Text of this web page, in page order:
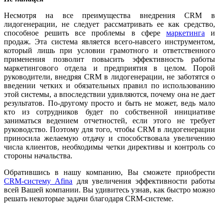
Несмотря на все преимущества внедрения CRM в
лидогенерации, не следует рассматривать ее как средство,
способное решить все проблемы в сфере маркетинга и
продаж. Эта система является всего-навсего инструментом,
который лишь при условии грамотного и ответственного
применения позволит повысить эффективность работы
маркетингового отдела и предприятия в целом. Порой
руководители, внедряя CRM в лидогенерации, не заботятся о
введении четких и обязательных правил по использованию
этой системы, а впоследствии удивляются, почему она не дает
результатов. По-другому просто и быть не может, ведь мало
кто из сотрудников будет по собственной инициативе
заниматься ведением отчетностей, если этого не требует
руководство. Поэтому для того, чтобы CRM в лидогенерации
приносила желаемую отдачу и способствовала увеличению
числа клиентов, необходимы четки директивы и контроль со
стороны начальства.
Обратившись в нашу компанию, Вы сможете приобрести
CRM-систему Afina для увеличения эффективности работы
всей Вашей компании. Вы удивитесь узнав, как быстро можно
решать некоторые задачи благодаря CRM-системе.